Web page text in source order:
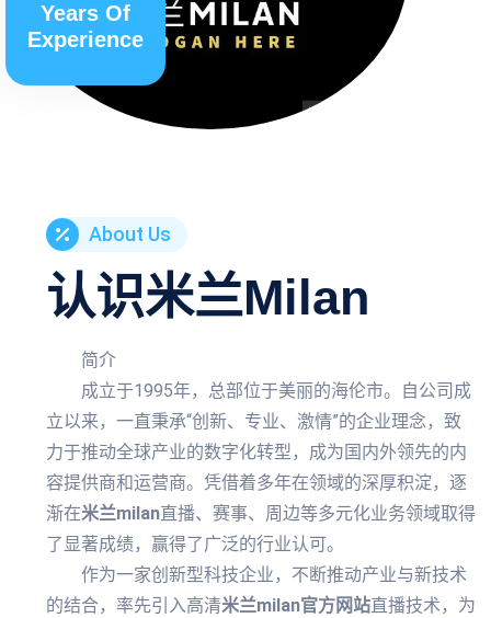
Years Of
Experience
About Us
认识米兰milan
简介
成立于1995年，总部位于美丽的海伦市。自公司成
立以来，一直秉承“创新、专业、激情”的企业理念，致
力于推动全球产业的数字化转型，成为国内外领先的内
容提供商和运营商。凭借着多年在领域的深厚积淀，逐
渐在米兰milan直播、赛事、周边等多元化业务领域取得
了显著成绩，赢得了广泛的行业认可。
作为一家创新型科技企业，不断推动产业与新技术
的结合，率先引入高清米兰milan官方网站直播技术，为